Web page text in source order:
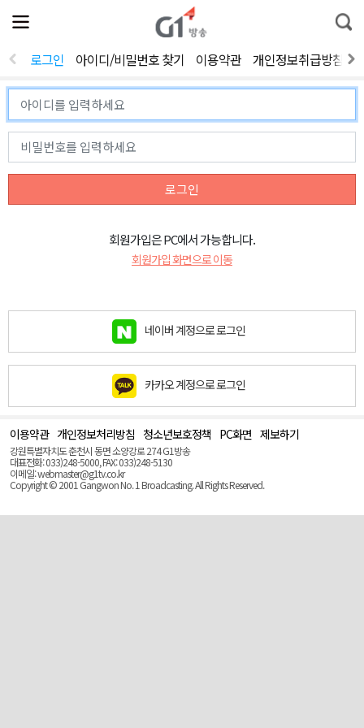
전
체
뉴
열
통
합
색
로그인 아이디/비밀번호 찾기 이용약관 개인정보취급방침
로그인
회원가입은 PC에서 가능합니다.
회원가입 화면으로 이동
네이버 계정으로 로그인
카카오 계정으로 로그인
이용약관 개인정보처리방침 청소년보호정책 PC화면 제보하기
강원특별자치도 춘천시 동면 소양강로 274 G1방송
대표전화: 033)248-5000, FAX: 033)248-5130
이메일: webmaster@g1tv.co.kr
Copyright © 2001 Gangwon No. 1 Broadcasting. All Rights Reserved.